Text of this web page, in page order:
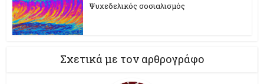
Ψυχεδελικός σοσιαλισμός
Σχετικά με τον αρθρογράφο